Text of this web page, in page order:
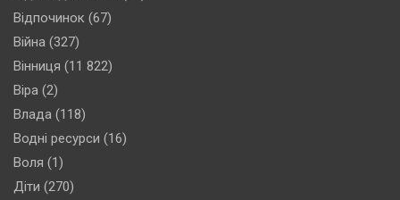
Відпочинок (67)
Війна (327)
Вінниця (11 822)
Віра (2)
Влада (118)
Водні ресурси (16)
Воля (1)
Діти (270)